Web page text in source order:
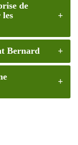
de
les
Bernard